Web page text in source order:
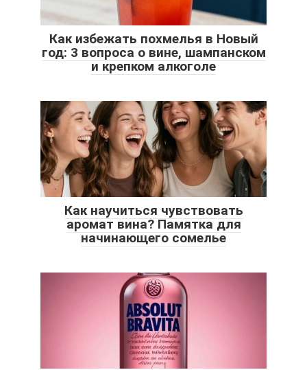
Как избежать похмелья в Новый
год: 3 вопроса о вине, шампанском
и крепком алкоголе
Как научиться чувствовать
аромат вина? Памятка для
начинающего сомелье